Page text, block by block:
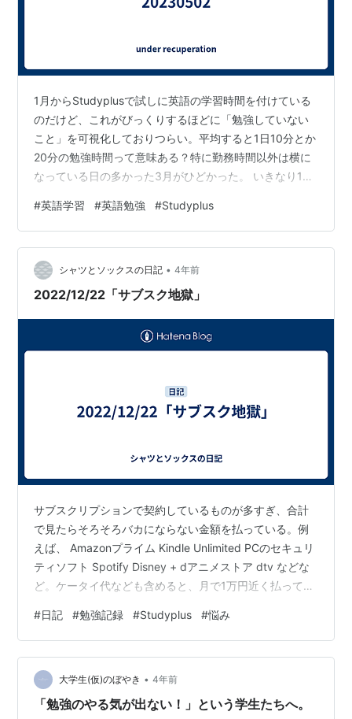
1月からStudyplusで試しに英語の学習時間を付けている
のだけど、これがびっくりするほどに「勉強していない
こと」を可視化しておりつらい。平均すると1日10分とか
20分の勉強時間って意味ある？特に勤務時間以外は横に
なっている日の多かった3月がひどかった。 いきなり1日
だけ毎日やる、（2）前の月よりも多くやる、（3）休日
昼寝しない、くらいのことしか思いつかない。質や効果
は考慮せず、今は勉強する体力を取り戻す（元々無い）
ことを考えたい。 勉強して少しだけ良かったことは、新
しく覚えた単語がニュース記事に出てきたときのささや
#英語学習 #英語勉強 #Studyplus
シャツとソックスの日記 • 4年前
2022/12/22「サブスク地獄」
サブスクリプションで契約しているものが多すぎ、合計
で見たらそろそろバカにならない金額を払っている。例
えば、 Amazonプライム Kindle Unlimited PCのセキュリ
ティソフト Spotify Disney + dアニメストア dtv などな
ど。ケータイ代なども含めると、月で1万円近く払ってい
追加したいサブスクをまた1つ見つけてしまった。 勉強記
録アプリのStudyplusの有料プラン(ベーシックで月600
円)だ。有料プランでどんなことができるかというと、設
定できる日付が3個から30個になるだけなのだが、個人
的にはそれがとてつもな…
#日記 #勉強記録 #Studyplus #悩み
大学生(仮)のぼやき • 4年前
「勉強のやる気が出ない！」という学生たちへ。